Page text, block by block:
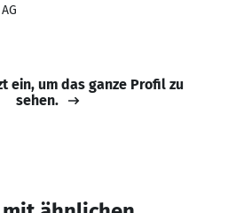
ein, um das ganze Profil zu
sehen.